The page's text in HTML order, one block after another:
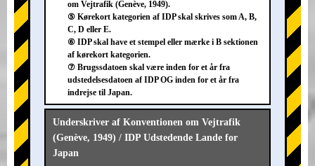
om Vejtrafik (Genève, 1949).
⑤ Kørekort kategorien af IDP skal skrives som A, B,
C, D eller E.
⑥ IDP skal have et stempel eller mærke i B sektionen
af kørekort kategorien.
⑦ Brugssdatoen skal være inden for et år fra
udstedelsesdatoen af IDP OG inden for et år fra
indrejse til Japan.
Underskriver af Konventionen om Vejtrafik
(Genève, 1949) / IDP Udstedende Lande for
Japan